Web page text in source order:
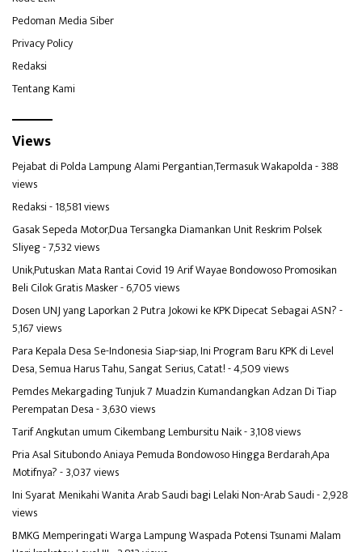
Pedoman Media Siber
Privacy Policy
Redaksi
Tentang Kami
Views
Pejabat di Polda Lampung Alami Pergantian,Termasuk Wakapolda- 388
views
Redaksi- 18,581 views
Gasak Sepeda Motor,Dua Tersangka Diamankan Unit Reskrim Polsek
Sliyeg- 7,532 views
Unik,Putuskan Mata Rantai Covid 19 Arif Wayae Bondowoso Promosikan
Beli Cilok Gratis Masker- 6,705 views
Dosen UNJ yang Laporkan 2 Putra Jokowi ke KPK Dipecat Sebagai ASN?-
5,167 views
Para Kepala Desa Se-Indonesia Siap-siap, Ini Program Baru KPK di Level
Desa, Semua Harus Tahu, Sangat Serius, Catat!- 4,509 views
Pemdes Mekargading Tunjuk 7 Muadzin Kumandangkan Adzan Di Tiap
Perempatan Desa- 3,630 views
Tarif Angkutan umum Cikembang Lembursitu Naik- 3,108 views
Pria Asal Situbondo Aniaya Pemuda Bondowoso Hingga Berdarah,Apa
Motifnya?- 3,037 views
Ini Syarat Menikahi Wanita Arab Saudi bagi Lelaki Non-Arab Saudi- 2,928
views
BMKG Memperingati Warga Lampung Waspada Potensi Tsunami Malam